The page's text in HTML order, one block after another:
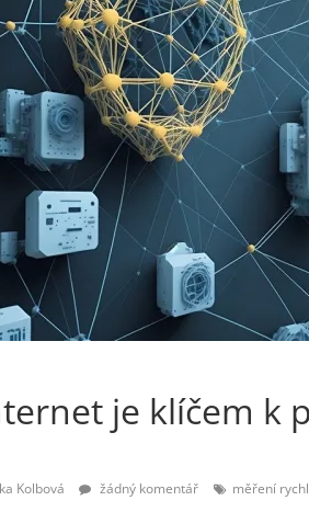
je klíčem
Kolbová žádný komentář měření